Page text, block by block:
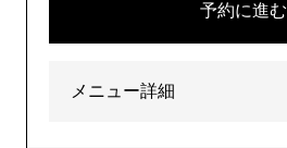
予約に進む
メニュー詳細